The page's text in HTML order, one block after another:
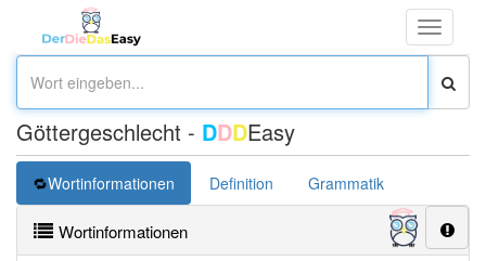
Toggle
Göttergeschlecht - DDDEasy
Wortinformationen Definition Grammatik
Wortinformationen